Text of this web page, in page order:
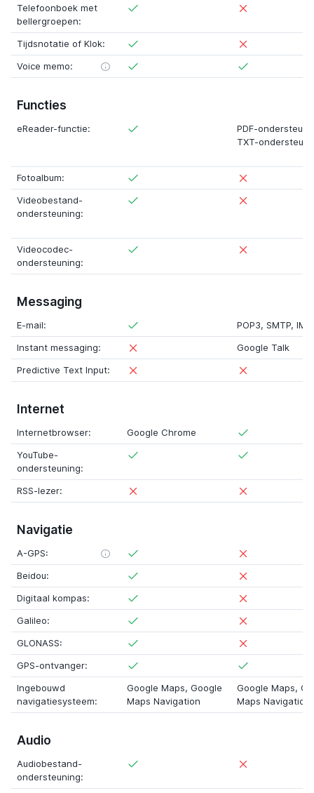
Telefoonboek met
bellergroepen:
Tijdsnotatie of Klok:
Voice memo:
Functies
eReader-functie:
PDF-
TXT-
Fotoalbum:
Videobestand-
ondersteuning:
Videocodec-
ondersteuning:
Messaging
E-mail: POP3, SMTP,
Instant messaging:
Google Talk
Predictive Text Input:
Internet
Internetbrowser:
Google Chrome
YouTube-
ondersteuning:
RSS-lezer:
Navigatie
A-GPS:
Beidou:
Digitaal kompas:
Galileo:
GLONASS:
GPS-ontvanger:
Ingebouwd
navigatiesysteem:
Google Maps, Google
Maps Navigation
Google Maps,
Maps Navigation
Audio
Audiobestand-
ondersteuning: